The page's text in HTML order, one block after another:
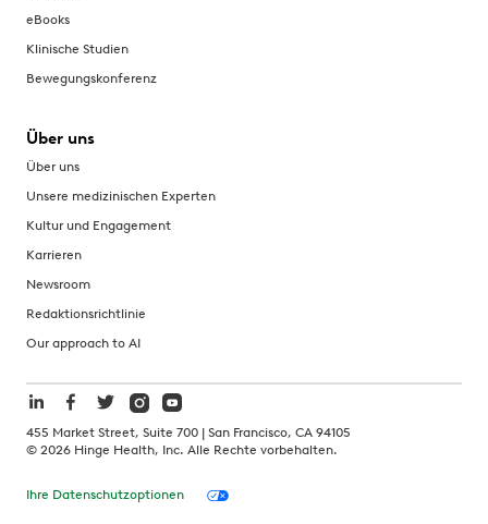
eBooks
Klinische Studien
Bewegungskonferenz
Über uns
Über uns
Unsere medizinischen Experten
Kultur und Engagement
Karrieren
Newsroom
Redaktionsrichtlinie
Our approach to AI
455 Market Street, Suite 700 | San Francisco, CA 94105
© 2026 Hinge Health, Inc. Alle Rechte vorbehalten.
Ihre Datenschutzoptionen